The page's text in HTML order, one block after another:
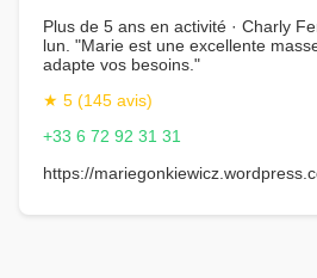
Plus de 5 ans en activité · Charly
lun. "Marie est une excellente
adapte vos besoins."
★ 5 (145 avis)
+33 6 72 92 31 31
https://